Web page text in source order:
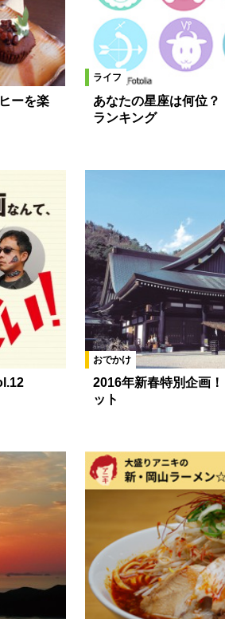
飲めなくてもバルが好き つまんな
おいしくて愉しい 道の駅直売所 福たび
チ特区365。 岡山ものづくり物語
ーを楽
ライフ
あなたの星座は何位
ランキング
おでかけ
2016年新春特別企画
ット